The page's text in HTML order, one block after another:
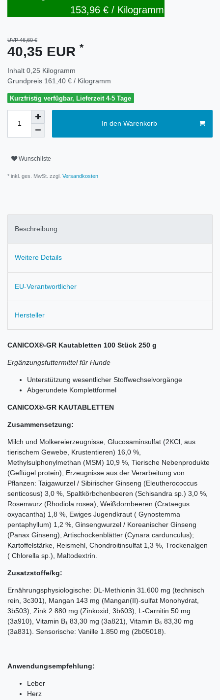
153,96 € / Kilogramm
UVP 46,60 €
40,35 EUR *
Inhalt 0,25 Kilogramm
Grundpreis 161,40 € / Kilogramm
Kurzfristig verfügbar, Lieferzeit 4-5 Tage
In den Warenkorb
Wunschliste
* inkl. ges. MwSt. zzgl. Versandkosten
Beschreibung
Weitere Details
EU-Verantwortlicher
Hersteller
CANICOX®-GR Kautabletten 100 Stück 250 g
Ergänzungsfuttermittel für Hunde
Unterstützung wesentlicher Stoffwechselvorgänge
Abgerundete Komplettformel
CANICOX®-GR KAUTABLETTEN
Zusammensetzung:
Milch und Molkereierzeugnisse, Glucosaminsulfat (2KCl, aus
tierischem Gewebe, Krustentieren) 16,0 %,
Methylsulphonylmethan (MSM) 10,9 %, Tierische Nebenprodukte
(Geflügel­ protein), Erzeugnisse aus der Verarbeitung von
Pflanzen: Taigawurzel /­ Sibirischer Ginseng (Eleutherococcus
senticosus) 3,0 %, Spaltkörbchenbeeren (Schisandra sp.) 3,0 %,
Rosenwurz (Rhodiola rosea), Weißdornbeeren (Crataegus
oxyacantha) 1,8 %, Ewiges Jugendkraut (­ Gynostemma
pentaphyllum) 1,2 %, Ginsengwurzel / Koreanischer Ginseng
(Panax Ginseng), Artischockenblätter (Cynara cardunculus);
Kartoffelstärke, Reismehl, Chondroitinsulfat 1,3 %, Trockenalgen
(­ Chlorella sp.), Maltodextrin.
Zusatzstoffe/kg:
Ernährungsphysiologische: DL-Methionin 31.600 mg (technisch
rein, 3c301), Mangan 143 mg (Mangan(II)-sulfat Monohydrat,
3b503), Zink 2.880 mg (Zinkoxid, 3b603), L-Carnitin 50 mg
(3a910), Vitamin B₁ 83,30 mg (3a821), Vitamin B₆ 83,30 mg
(3a831). Sensorische: Vanille 1.850 mg (2b05018).
Anwendungsempfehlung:
Leber
Herz